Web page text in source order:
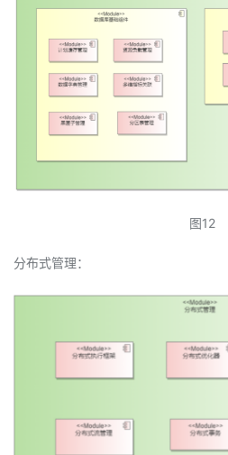
图12
分布式管理：